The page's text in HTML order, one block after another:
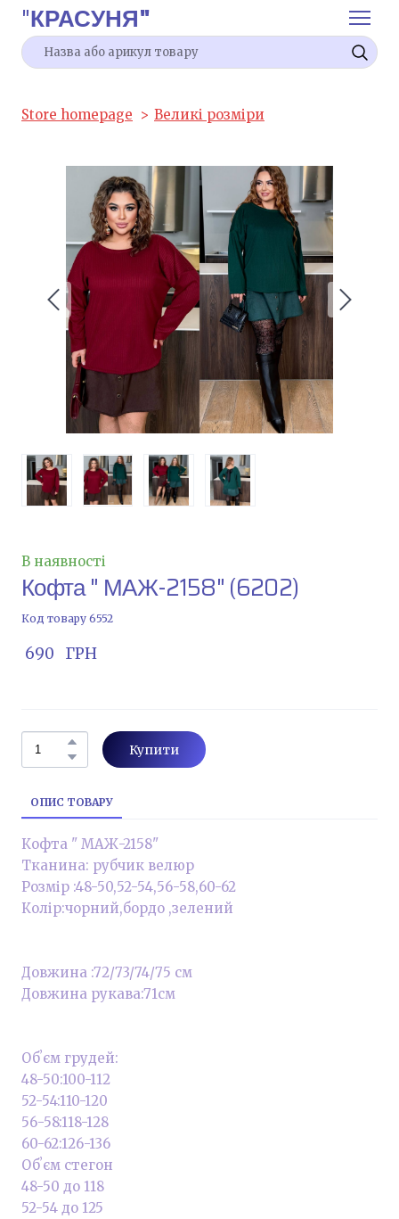
"КРАСУНЯ"
Store homepage Великі розміри
В наявності
Кофта " МАЖ-2158"(6202)
Код товару 6552
690   ГРН
Купити
ОПИС ТОВАРУ
Кофта " МАЖ-2158"
Тканина: рубчик велюр
Розмір :48-50,52-54,56-58,60-62
Колір:чорний,бордо ,зелений
Довжина :72/73/74/75 см
Довжина рукава:71см
Обʼєм грудей:
48-50:100-112
52-54:110-120
56-58:118-128
60-62:126-136
Обʼєм стегон
48-50 до 118
52-54 до 125